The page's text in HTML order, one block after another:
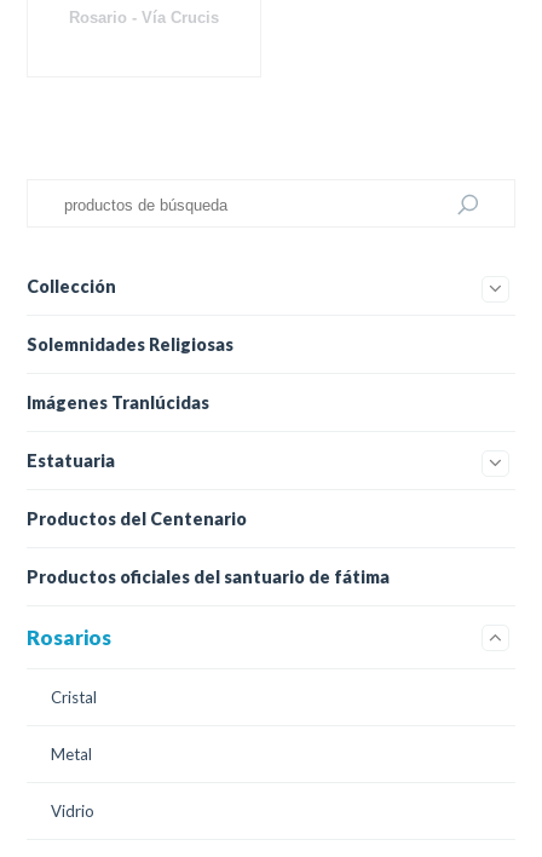
Rosario - Vía Crucis
Collección
Solemnidades Religiosas
Imágenes Tranlúcidas
Estatuaria
Productos del Centenario
Productos oficiales del santuario de fátima
Rosarios
Cristal
Metal
Vidrio